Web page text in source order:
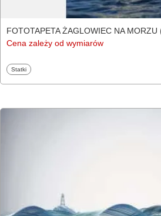
FOTOTAPETA ŻAGLOWIEC NA MORZU
Cena zależy od wymiarów
Fototapety
Statki